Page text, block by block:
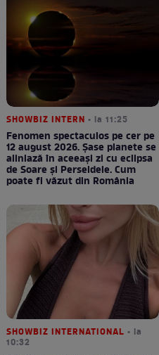
SHOWBIZ INTERN • la 11:25
Fenomen spectaculos pe cer pe
12 august 2026. Șase planete se
aliniază în aceeași zi cu eclipsa
de Soare și Perseidele. Cum
poate fi văzut din România
SHOWBIZ INTERNATIONAL • la
10:32